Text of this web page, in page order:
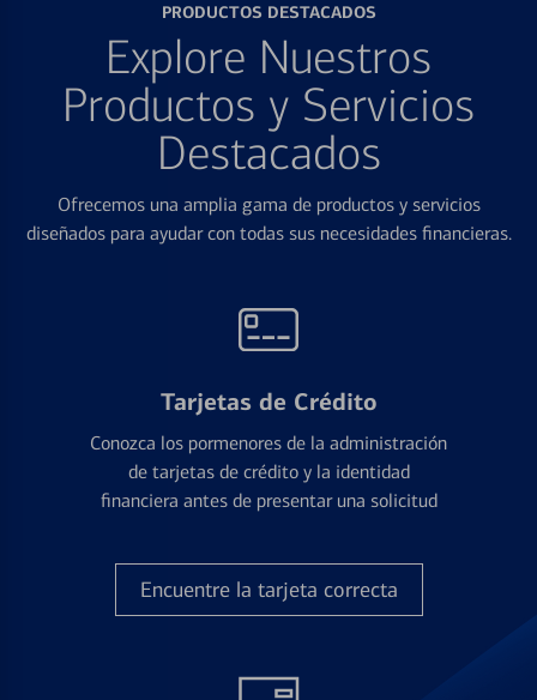
PRODUCTOS DESTACADOS
Explore Nuestros
Productos y Servicios
Destacados
Ofrecemos una amplia gama de productos y servicios
diseñados para ayudar con todas sus necesidades financieras.
Tarjetas de Crédito
Conozca los pormenores de la administración
de tarjetas de crédito y la identidad
financiera antes de presentar una solicitud
Encuentre la tarjeta correcta